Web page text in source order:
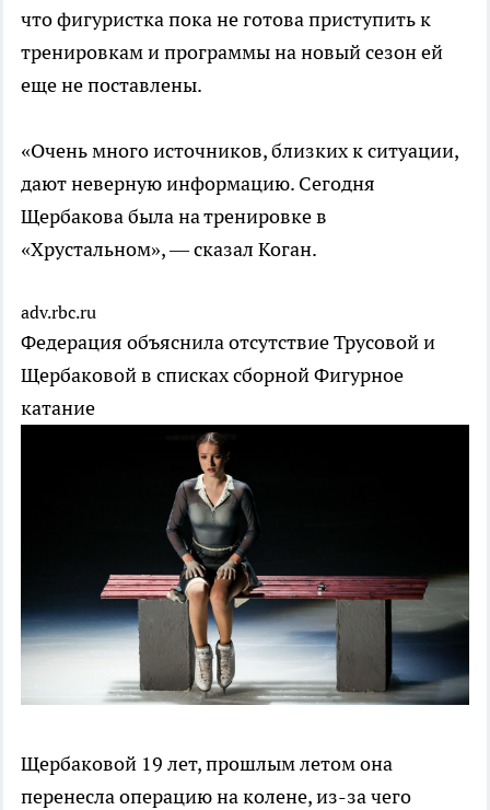
что фигуристка пока не готова приступить к
тренировкам и программы на новый сезон ей
еще не поставлены.
«Очень много источников, близких к ситуации,
дают неверную информацию. Сегодня
Щербакова была на тренировке в
«Хрустальном», — сказал Коган.
adv.rbc.ru
Федерация объяснила отсутствие Трусовой и
Щербаковой в списках сборнойФигурное
катание
Щербаковой 19 лет, прошлым летом она
перенесла операцию на колене, из-за чего